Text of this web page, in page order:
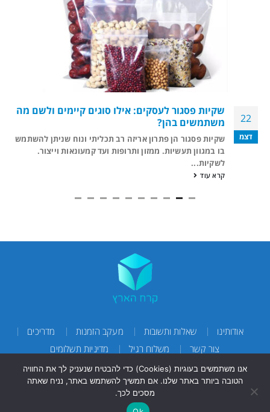
22
דצמ
שקיות פסגור לעסקים: אילו סוגים קיימים ולשם מה
משתמשים בהן?
שקיות פסגור הן פתרון אריזה רב תכליתי ונוח שניתן להשתמש
בו במגוון תעשיות. ממזון ותרופות ועד קמעונאות וייצור.
לשקיות...
קרא עוד
אודותינו שאלות ותשובות מעקב הזמנות
מדריכים
צור קשר
משלוח רגיל מדיניות תשלומים
אנו משתמשים בעוגיות (Cookies) כדי להבטיח שנעניק לך את החוויה
הטובה ביותר באתר שלנו. אם תמשיך להשתמש באתר, נניח שאתה
מסכים לכך.